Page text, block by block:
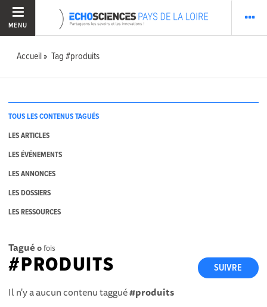
MENU
Accueil Tag #produits
TOUS LES CONTENUS TAGUÉS
LES ARTICLES
LES ÉVÉNEMENTS
LES ANNONCES
LES DOSSIERS
LES RESSOURCES
Tagué 0fois
SUIVRE
#PRODUITS
Il n'y a aucun contenu taggué#produits